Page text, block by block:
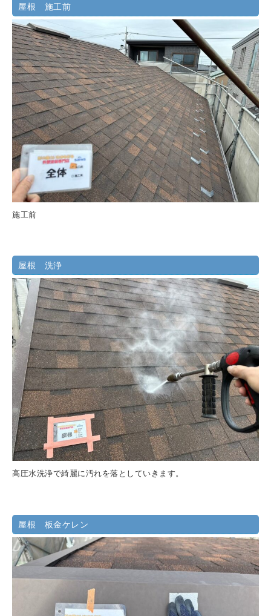
屋根 施工前
施工前
屋根 洗浄
高圧水洗浄で綺麗に汚れを落としていきます。
屋根 板金ケレン